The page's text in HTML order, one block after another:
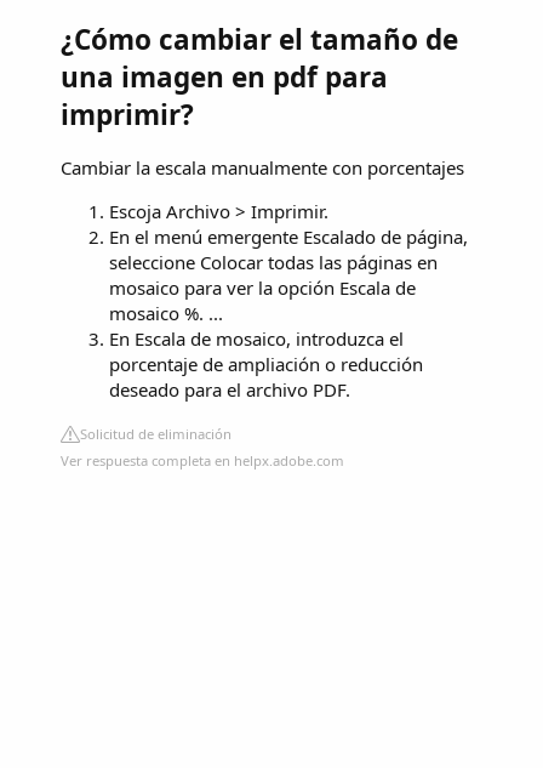
¿Cómo cambiar el tamaño de
una imagen en pdf para
imprimir?
Cambiar la escala manualmente con porcentajes
Escoja Archivo > Imprimir.
En el menú emergente Escalado de página,
seleccione Colocar todas las páginas en
mosaico para ver la opción Escala de
mosaico %. ...
En Escala de mosaico, introduzca el
porcentaje de ampliación o reducción
deseado para el archivo PDF.
Solicitud de eliminación
Ver respuesta completa en helpx.adobe.com